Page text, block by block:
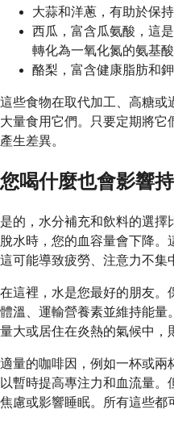
大蒜和洋蔥，有助於保
西瓜，富含瓜氨酸，這
轉化為一氧化氮的氨基酸
酪梨，富含健康脂肪和
這些食物在取代加工、高糖或
大量食用它們。只要定期將它
產生差異。
您喝什麼也會影響
是的，水分補充和飲料的選擇
脫水時，您的血容量會下降。
這可能導致疲勞、注意力不集
在這裡，水是您最好的朋友。
體溫、運輸營養素並維持能量
量大或居住在炎熱的氣候中，
適量的咖啡因，例如一杯或兩
以暫時提高專注力和血流量。
焦慮或影響睡眠。所有這些都